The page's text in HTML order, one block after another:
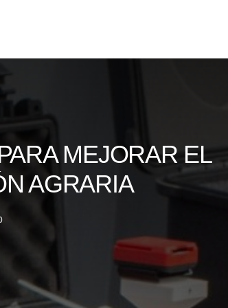
MEJORAR EL
AGRARIA